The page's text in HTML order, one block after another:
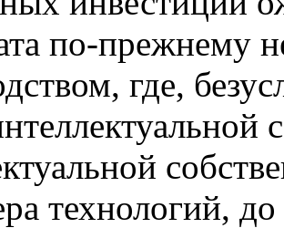
по-прежнему
где,
технологий,